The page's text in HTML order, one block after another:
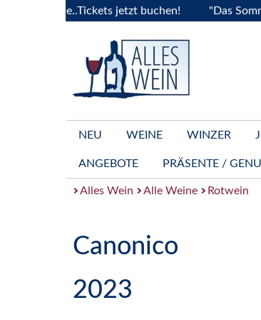
jetzt buchen! "Das
NEU WEINE WINZER
ANGEBOTE PRÄSENTE /
Alles Wein Alle Weine Rotwein
Canonico
2023